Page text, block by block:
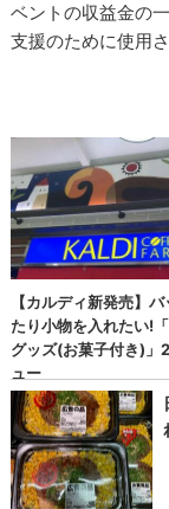
ベントの収益金の
支援のために使用さ